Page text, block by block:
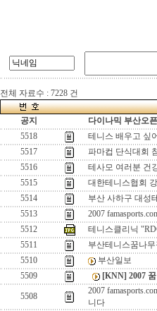
전체 자료수 : 7228 건
공지
다이나믹 부산오
5518
테니스 배우고 싶
5517
파마컵 단식대회
5516
테사모 여러분 건
5515
대한테니스협회
5514
부산 사하구 대성
5513
2007
5512
테니스클리닉
5511
부산테니스꿈나
5510
부산일보
5509
[KNN] 2007
5508
2007
니다